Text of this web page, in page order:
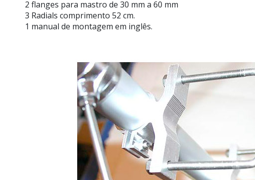
2 flanges para mastro de 30 mm a 60 mm
3 Radials comprimento 52 cm.
1 manual de montagem em inglês.